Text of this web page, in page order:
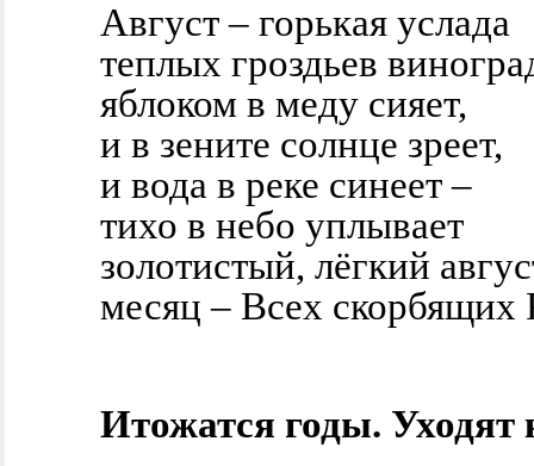
Август – горькая услада
теплых гроздьев
яблоком в меду сияет,
и в зените солнце зреет,
и вода в реке синеет –
тихо в небо уплывает
золотистый, лёгкий
месяц – Всех
Итожатся годы.